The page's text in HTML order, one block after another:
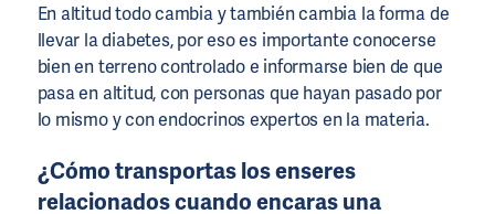
En altitud todo cambia y también cambia la forma de
llevar la diabetes, por eso es importante conocerse
bien en terreno controlado e informarse bien de que
pasa en altitud, con personas que hayan pasado por
lo mismo y con endocrinos expertos en la materia.
¿Cómo transportas los enseres
relacionados cuando encaras una